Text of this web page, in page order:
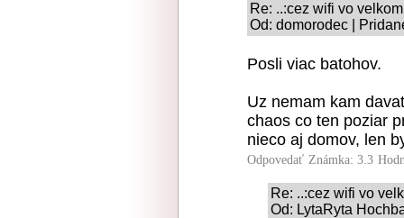
Re: ..:cez wifi vo
Od: domorodec |
Posli viac batohov.
Uz nemam kam
chaos co ten poziar
nieco aj domov, len
Odpovedať Známka: 3.3
Re: ..:cez wifi vo
Od: LytaRyta